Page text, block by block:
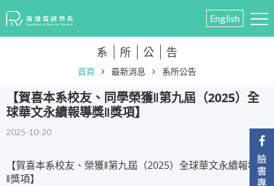
English
系 所 公 告
首頁 最新消息 系所公告
【賀喜本系校友、同學榮獲‖第九屆（2025）全
球華文永續報導獎‖獎項】
2025-10-20
【賀喜本系校友、榮獲‖第九屆（2025）全球華文永續報導獎
‖獎項】